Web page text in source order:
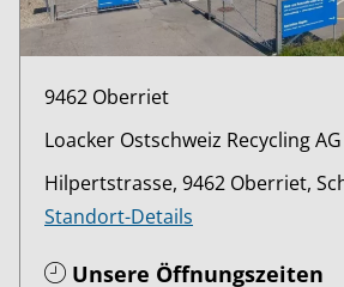
9462 Oberriet
Loacker Ostschweiz Recycling AG
Hilpertstrasse, 9462 Oberriet,
Standort-Details
Unsere Öffnungszeiten